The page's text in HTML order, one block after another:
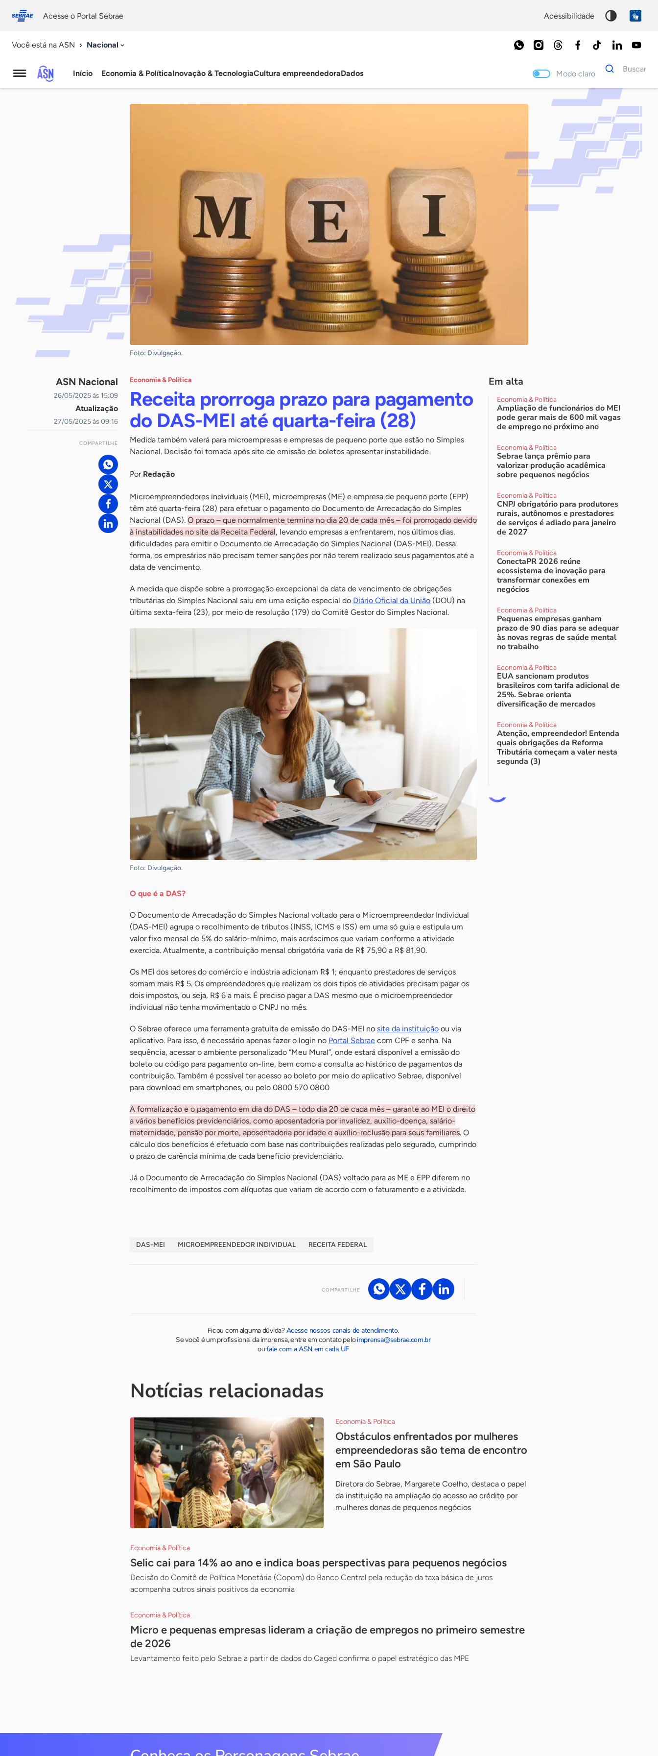
conosco
Acesse o Portal Sebrae acessibilidade
Você está na ASN Nacional
Agência
Início Economia & PolíticaInovação & TecnologiaCultura empreendedoraDados Modo claro
Dados
para
Buscar
Palavra
chave
Foto: Divulgação.
ASN Nacional
26/05/2025 às 15:09
Atualização
27/05/2025 às 09:16
COMPARTILHE
Economia & Política
Receita prorroga prazo para pagamento
do DAS-MEI até quarta-feira (28)
Medida também valerá para microempresas e empresas de pequeno porte que estão no Simples
Nacional. Decisão foi tomada após site de emissão de boletos apresentar instabilidade
Por Redação
Microempreendedores individuais (MEI), microempresas (ME) e empresa de pequeno porte (EPP)
têm até quarta-feira (28) para efetuar o pagamento do Documento de Arrecadação do Simples
Nacional (DAS). O prazo – que normalmente termina no dia 20 de cada mês – foi prorrogado devido
à instabilidades no site da Receita Federal, levando empresas a enfrentarem, nos últimos dias,
dificuldades para emitir o Documento de Arrecadação do Simples Nacional (DAS-MEI). Dessa
forma, os empresários não precisam temer sanções por não terem realizado seus pagamentos até a
data de vencimento.
A medida que dispõe sobre a prorrogação excepcional da data de vencimento de obrigações
tributárias do Simples Nacional saiu em uma edição especial do Diário Oficial da União (DOU) na
última sexta-feira (23), por meio de resolução (179) do Comitê Gestor do Simples Nacional.
Foto: Divulgação.
O que é a DAS?
O Documento de Arrecadação do Simples Nacional voltado para o Microempreendedor Individual
(DAS-MEI) agrupa o recolhimento de tributos (INSS, ICMS e ISS) em uma só guia e estipula um
valor fixo mensal de 5% do salário-mínimo, mais acréscimos que variam conforme a atividade
exercida. Atualmente, a contribuição mensal obrigatória varia de R$ 75,90 a R$ 81,90.
Os MEI dos setores do comércio e indústria adicionam R$ 1; enquanto prestadores de serviços
somam mais R$ 5. Os empreendedores que realizam os dois tipos de atividades precisam pagar os
dois impostos, ou seja, R$ 6 a mais. É preciso pagar a DAS mesmo que o microempreendedor
individual não tenha movimentado o CNPJ no mês.
O Sebrae oferece uma ferramenta gratuita de emissão do DAS-MEI no site da instituição ou via
aplicativo. Para isso, é necessário apenas fazer o login no Portal Sebrae com CPF e senha. Na
sequência, acessar o ambiente personalizado “Meu Mural”, onde estará disponível a emissão do
boleto ou código para pagamento on-line, bem como a consulta ao histórico de pagamentos da
contribuição. Também é possível ter acesso ao boleto por meio do aplicativo Sebrae, disponível
para download em smartphones, ou pelo 0800 570 0800
A formalização e o pagamento em dia do DAS – todo dia 20 de cada mês – garante ao MEI o direito
a vários benefícios previdenciários, como aposentadoria por invalidez, auxílio-doença, salário-
maternidade, pensão por morte, aposentadoria por idade e auxílio-reclusão para seus familiares. O
cálculo dos benefícios é efetuado com base nas contribuições realizadas pelo segurado, cumprindo
o prazo de carência mínima de cada benefício previdenciário.
Já o Documento de Arrecadação do Simples Nacional (DAS) voltado para as ME e EPP diferem no
recolhimento de impostos com alíquotas que variam de acordo com o faturamento e a atividade.
DAS-MEI MICROEMPREENDEDOR INDIVIDUAL RECEITA FEDERAL
COMPARTILHE
Ficou com alguma dúvida?Acesse nossos canais de atendimento.
Se você é um profissional da imprensa, entre em contato peloimprensa@sebrae.com.br
oufale com a ASN em cada UF
Em alta
Economia & Política
Ampliação de funcionários do MEI
pode gerar mais de 600 mil vagas
de emprego no próximo ano
Economia & Política
Sebrae lança prêmio para
valorizar produção acadêmica
sobre pequenos negócios
Economia & Política
CNPJ obrigatório para produtores
rurais, autônomos e prestadores
de serviços é adiado para janeiro
de 2027
Economia & Política
ConectaPR 2026 reúne
ecossistema de inovação para
transformar conexões em
negócios
Economia & Política
Pequenas empresas ganham
prazo de 90 dias para se adequar
às novas regras de saúde mental
no trabalho
Economia & Política
EUA sancionam produtos
brasileiros com tarifa adicional de
25%. Sebrae orienta
diversificação de mercados
Economia & Política
Atenção, empreendedor! Entenda
quais obrigações da Reforma
Tributária começam a valer nesta
segunda (3)
Notícias relacionadas
Economia & Política
Obstáculos enfrentados por mulheres
empreendedoras são tema de encontro
em São Paulo
Diretora do Sebrae, Margarete Coelho, destaca o papel
da instituição na ampliação do acesso ao crédito por
mulheres donas de pequenos negócios
Economia & Política
Selic cai para 14% ao ano e indica boas perspectivas para pequenos negócios
Decisão do Comitê de Política Monetária (Copom) do Banco Central pela redução da taxa básica de juros
acompanha outros sinais positivos da economia
Economia & Política
Micro e pequenas empresas lideram a criação de empregos no primeiro semestre
de 2026
Levantamento feito pelo Sebrae a partir de dados do Caged confirma o papel estratégico das MPE